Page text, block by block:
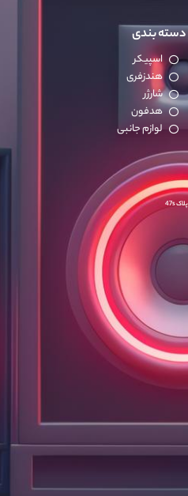
دسته بندی
اسپیکر
هندزفری
شارژر
هدفون
لوازم جانبی